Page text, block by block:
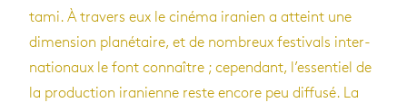
tami. À tra­vers eux le cinéma ira­nien a atteint une
dimen­sion pla­né­taire, et de nom­breux fes­ti­vals inter­
na­tio­naux le font connaître ; cepen­dant, l’es­sen­tiel de
la pro­duc­tion ira­nienne reste encore peu dif­fusé. La